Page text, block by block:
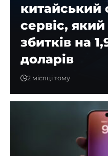
китайський
сервіс,
збитків на
доларів
2 місяці тому